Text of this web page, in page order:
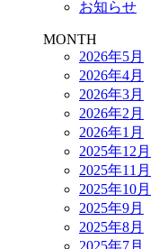
お知らせ
MONTH
2026年5月
2026年4月
2026年3月
2026年2月
2026年1月
2025年12月
2025年11月
2025年10月
2025年9月
2025年8月